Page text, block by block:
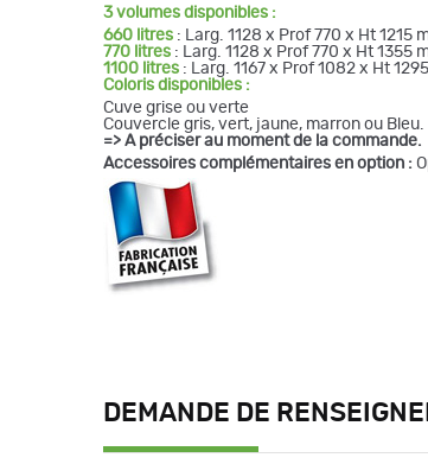
3 volumes disponibles :
660 litres : Larg. 1128 x Prof 770 x Ht 1215
770 litres : Larg. 1128 x Prof 770 x Ht 1355
1100 litres : Larg. 1167 x Prof 1082 x Ht
Coloris disponibles :
Cuve grise ou verte
Couvercle gris, vert, jaune, marron ou Bleu.
=> A préciser au moment de la commande.
Accessoires complémentaires en option :
DEMANDE DE